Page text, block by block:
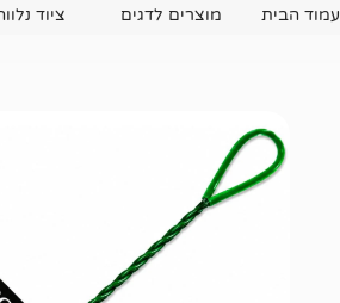
לדגים ציוד נלווה לאקווריום